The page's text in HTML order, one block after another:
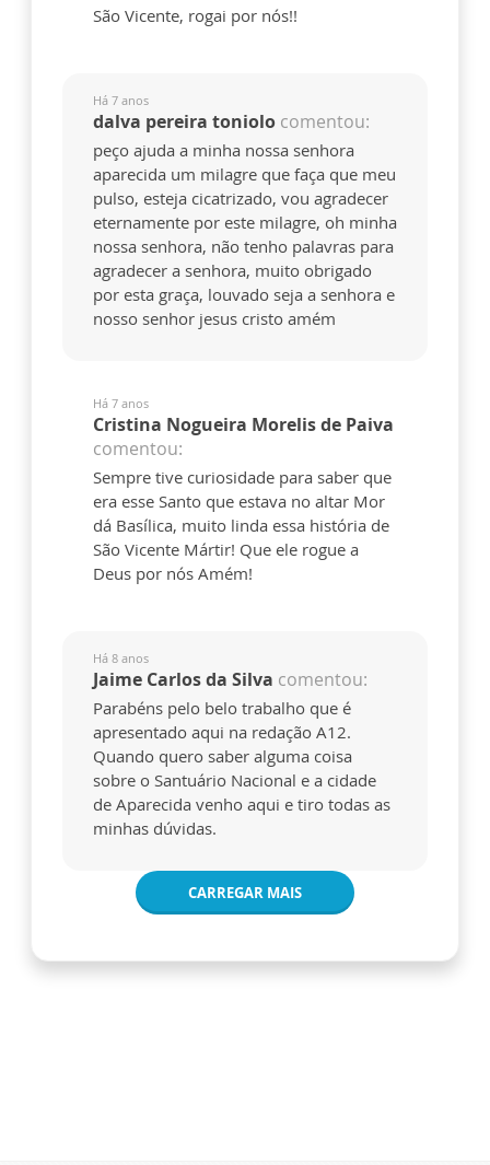
São Vicente, rogai por nós!!
Há 7 anos
dalva pereira toniolo comentou:
peço ajuda a minha nossa senhora
aparecida um milagre que faça que meu
pulso, esteja cicatrizado, vou agradecer
eternamente por este milagre, oh minha
nossa senhora, não tenho palavras para
agradecer a senhora, muito obrigado
por esta graça, louvado seja a senhora e
nosso senhor jesus cristo amém
Há 7 anos
Cristina Nogueira Morelis de Paiva
comentou:
Sempre tive curiosidade para saber que
era esse Santo que estava no altar Mor
dá Basílica, muito linda essa história de
São Vicente Mártir! Que ele rogue a
Deus por nós Amém!
Há 8 anos
Jaime Carlos da Silva comentou:
Parabéns pelo belo trabalho que é
apresentado aqui na redação A12.
Quando quero saber alguma coisa
sobre o Santuário Nacional e a cidade
de Aparecida venho aqui e tiro todas as
minhas dúvidas.
CARREGAR MAIS